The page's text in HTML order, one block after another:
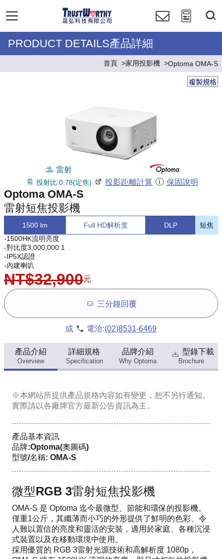
PRODUCT DETAILS產品詳細
首頁 家用投影機 Optoma OMA-S
複製規格
雷射
投射比:0.78(定焦) 投影距離計算 保固說明
Optoma OMA-S
雷射短焦投影機
1500 lm Full HD解析度 DLP
短焦
-1500HK流明亮度
-對比度3,000,000:1
-IP5X認證
-內建喇叭
NT$32,900元
三分鐘回覆
或 電洽:(02)8531-6469
產品介紹
Overview
詳細規格
Specification
品牌介紹
Why Optoma
型錄下載
Brochure
※本網站所提供產品規格內容如有變更，恕不另行通知。
實際請以各廠牌官方最新公告資訊為主。
產品基本資訊
品牌:Optoma(奧圖碼)
型號/名稱: OMA-S
微型RGB 3雷射短焦投影機
OMA-S 是 Optoma 迄今最微型、節能和環保的投影機。
僅重1公斤，其纖薄而小巧的外形提供了鮮明的色彩、令
人難以置信的亮度和靈活的安裝，適用於家庭、各種沉浸
式裝置以及在移動環境中使用。
採用優質的 RGB 3雷射光源技術和高解析度 1080p，